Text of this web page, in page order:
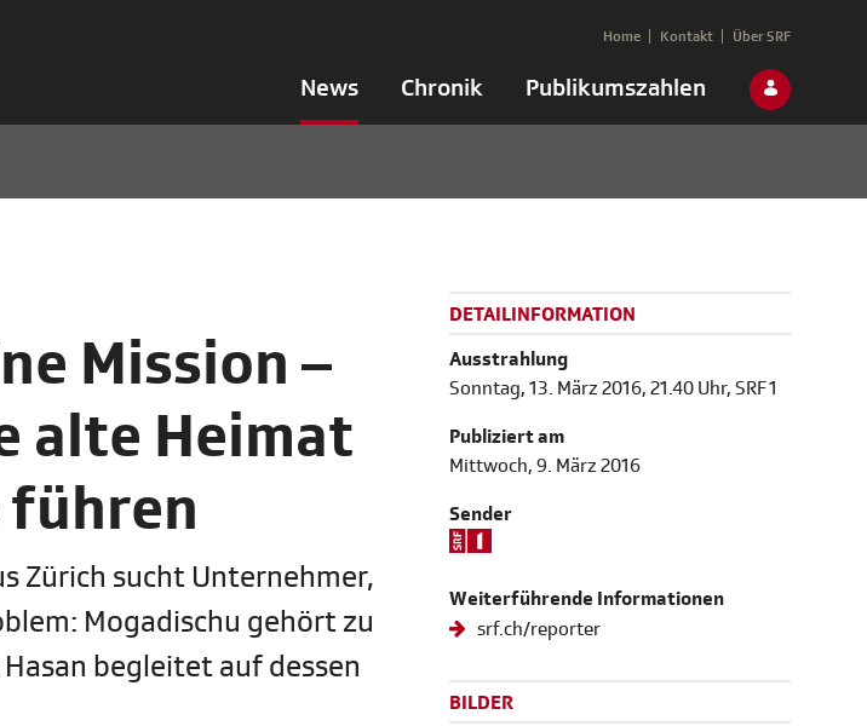
News Chronik Publikumszahlen
Home Kontakt Über SRF
Mission –
alte Heimat
Zürich sucht Unternehmer,
Mogadischu gehört zu
begleitet auf dessen
DETAILINFORMATION
Ausstrahlung
Sonntag, 13. März 2016, 21.40 Uhr, SRF 1
Publiziert am
Mittwoch, 9. März 2016
Sender
Weiterführende Informationen
srf.ch/reporter
BILDER